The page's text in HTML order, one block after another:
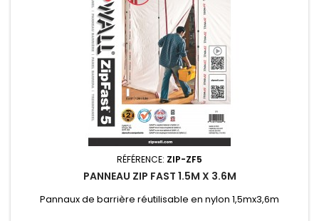
RÉFÉRENCE: ZIP-ZF5
PANNEAU ZIP FAST 1.5M X 3.6M
Pannaux de barrière réutilisable en nylon 1,5mx3,6m